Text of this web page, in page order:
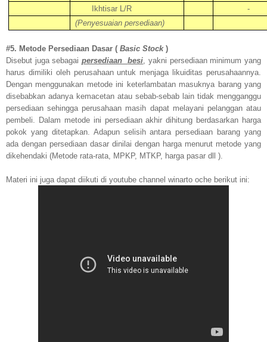
Ikhtisar L/R
-
(Penyesuaian persediaan)
#5. Metode Persediaan Dasar ( Basic Stock)
Disebut juga sebagai persediaan besi , yakni persediaan minimum yang
harus dimiliki oleh perusahaan untuk menjaga likuiditas perusahaannya.
Dengan menggunakan metode ini keterlambatan masuknya barang yang
disebabkan adanya kemacetan atau sebab-sebab lain tidak mengganggu
persediaan sehingga perusahaan masih dapat melayani pelanggan atau
pembeli. Dalam metode ini persediaan akhir dihitung berdasarkan harga
pokok yang ditetapkan. Adapun selisih antara persediaan barang yang
ada dengan persediaan dasar dinilai dengan harga menurut metode yang
dikehendaki (Metode rata-rata, MPKP, MTKP, harga pasar dll ).
Materi ini juga dapat diikuti di youtube channel winarto oche berikut ini: